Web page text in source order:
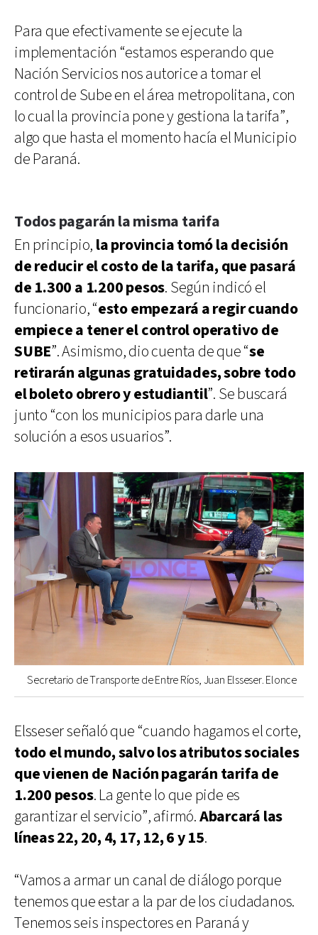
Para que efectivamente se ejecute la
implementación “estamos esperando que
Nación Servicios nos autorice a tomar el
control de Sube en el área metropolitana, con
lo cual la provincia pone y gestiona la tarifa”,
algo que hasta el momento hacía el Municipio
de Paraná.
Todos pagarán la misma tarifa
En principio, la provincia tomó la decisión
de reducir el costo de la tarifa, que pasará
de 1.300 a 1.200 pesos. Según indicó el
funcionario, “esto empezará a regir cuando
empiece a tener el control operativo de
SUBE”. Asimismo, dio cuenta de que “se
retirarán algunas gratuidades, sobre todo
el boleto obrero y estudiantil”. Se buscará
junto “con los municipios para darle una
solución a esos usuarios”.
Secretario de Transporte de Entre Ríos, Juan Elsseser. Elonce
Elsseser señaló que “cuando hagamos el corte,
todo el mundo, salvo los atributos sociales
que vienen de Nación pagarán tarifa de
1.200 pesos. La gente lo que pide es
garantizar el servicio”, afirmó.Abarcará las
líneas 22, 20, 4, 17, 12, 6 y 15.
“Vamos a armar un canal de diálogo porque
tenemos que estar a la par de los ciudadanos.
Tenemos seis inspectores en Paraná y